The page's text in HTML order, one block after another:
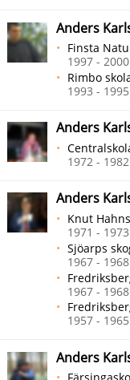
Anders
Finsta
1997 - 2000
Rimbo
1993 - 1995
Anders
1972 - 1982
Anders
Knut
1971 - 1973
Sjöarps
1967 - 1968
1967 - 1968
1957 - 1965
Anders